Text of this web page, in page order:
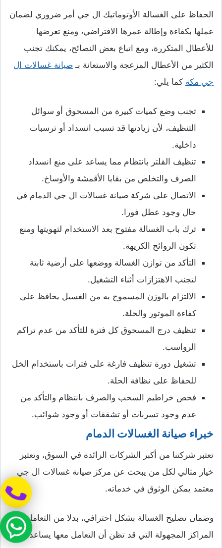
الحفاظ على الغسالة الأوتوماتيك ال جي أمر ضروري لضمان
عملها بكفاءة وإطالة عمرها الافتراضي، ومنع تعرضها
للأعطال المتكررة، ومع اتباع بعض النصائح، يمكنك تجنب
الكثير من الأعطال المزعجة والاستعانة بـ صيانة غسالات ال
جي مكة كما يلي:
تجنب وضع كميات كبيرة من المسحوق أو سوائل
التنظيف، لأن زيادتها قد تسبب انسداد أو ترسبات
داخلية.
تنظيف الفلتر بانتظام مما يساعد على منع انسداد
الصرف والتخلص من بقايا الأقمشة والأوساخ.
الاتصال على شركة صيانة غسالات ال جي الدمام في
حال وجود عطل فورا.
ترك باب الغسالة مفتوح بعد الاستخدام لتهويتها ومنع
تكون الروائح الكريهة.
التأكد من توازن الغسالة ووضعها على أرضية ثابتة
لتجنب الاهتزازات أثناء التشغيل.
الالتزام بالوزن المسموح به من الغسيل يحافظ على
كفاءة الموتور والحلة.
تنظيف درج المسحوق كل فترة للتأكد من عدم تراكم
الرواسب.
تشغيل دورة تنظيف فارغة على فترات باستخدام الخل
للحفاظ على نظافة الحلة.
فحص خراطيم السحب والصرف بانتظام والتأكد من
عدم وجود تسربات أو تشققات أو وجود شوائب.
خبراء صيانة الغسالات الدمام
تعتبر شركتنا من أكبر الشركات الرائدة في السوق، وتعتبر
خيار مثالي لكل من يبحث عن مركز صيانة غسالات ال جي
معتمد يمكن الوثوق في خدماته.
وضمان تصليح الغسالة بشكل احترافي، بدلا من التعامل مع
المراكز المجهولة التي قد تظن أن التعامل معها يساعدك في